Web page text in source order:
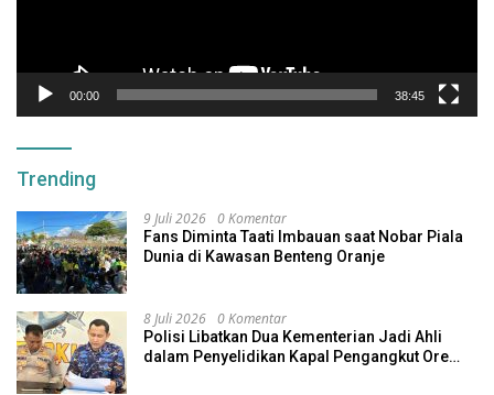
00:00 38:45
Trending
9 Juli 2026 0 Komentar
Fans Diminta Taati Imbauan saat Nobar Piala
Dunia di Kawasan Benteng Oranje
8 Juli 2026 0 Komentar
Polisi Libatkan Dua Kementerian Jadi Ahli
dalam Penyelidikan Kapal Pengangkut Ore